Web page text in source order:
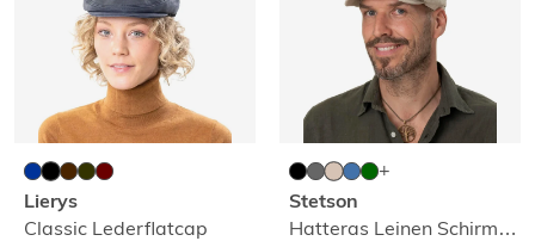
Lierys
Classic Lederflatcap
Stetson
Hatteras Leinen Schirmmütze